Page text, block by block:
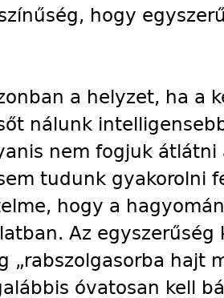
hogy
a helyzet, ha a
nálunk
nem fogjuk
tudunk gyakorolni
hogy a
Az
„rabszolgasorba hajt
óvatosan kell